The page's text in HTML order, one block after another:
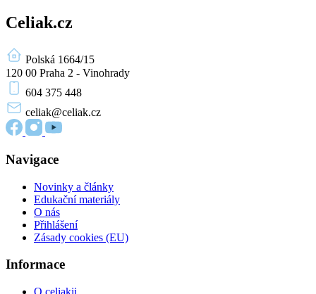
Celiak.cz
Polská 1664/15
120 00 Praha 2 - Vinohrady
604 375 448
celiak@celiak.cz
Navigace
Novinky a články
Edukační materiály
O nás
Přihlášení
Zásady cookies (EU)
Informace
O celiakii